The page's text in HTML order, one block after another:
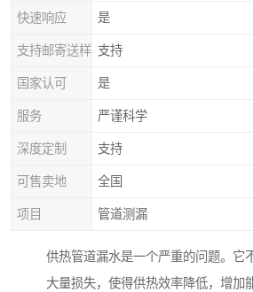
快速响应 是
支持邮寄送样 支持
国家认可 是
服务 严谨科学
深度定制 支持
可售卖地 全国
项目 管道测漏
供热管道漏水是一个严重的问题。它
大量损失，使得供热效率降低，增加